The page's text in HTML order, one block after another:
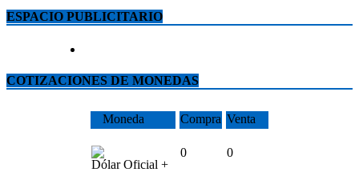
ESPACIO PUBLICITARIO
COTIZACIONES DE MONEDAS
Moneda Compra Venta
Dólar Oficial +
0 0